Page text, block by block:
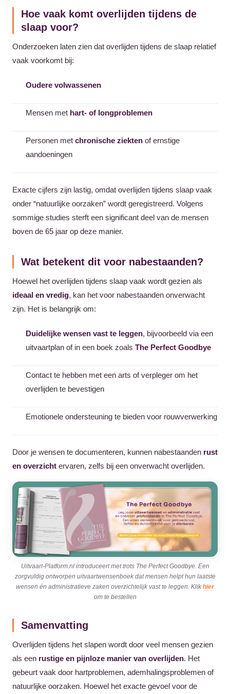
Hoe vaak komt overlijden tijdens de
slaap voor?
Onderzoeken laten zien dat overlijden tijdens de slaap relatief
vaak voorkomt bij:
Oudere volwassenen
Mensen met hart- of longproblemen
Personen met chronische ziekten of ernstige
aandoeningen
Exacte cijfers zijn lastig, omdat overlijden tijdens slaap vaak
onder “natuurlijke oorzaken” wordt geregistreerd. Volgens
sommige studies sterft een significant deel van de mensen
boven de 65 jaar op deze manier.
Wat betekent dit voor nabestaanden?
Hoewel het overlijden tijdens slaap vaak wordt gezien als
ideaal en vredig, kan het voor nabestaanden onverwacht
zijn. Het is belangrijk om:
Duidelijke wensen vast te leggen, bijvoorbeeld via een
uitvaartplan of in een boek zoals The Perfect Goodbye
Contact te hebben met een arts of verpleger om het
overlijden te bevestigen
Emotionele ondersteuning te bieden voor rouwverwerking
Door je wensen te documenteren, kunnen nabestaanden rust
en overzicht ervaren, zelfs bij een onverwacht overlijden.
Uitvaart-Platform.nl introduceert met trots The Perfect Goodbye. Een
zorgvuldig ontworpen uitvaartwensenboek dat mensen helpt hun laatste
wensen én administratieve zaken overzichtelijk vast te leggen. Klik hier
om te bestellen
Samenvatting
Overlijden tijdens het slapen wordt door veel mensen gezien
als een rustige en pijnloze manier van overlijden. Het
gebeurt vaak door hartproblemen, ademhalingsproblemen of
natuurlijke oorzaken. Hoewel het exacte gevoel voor de